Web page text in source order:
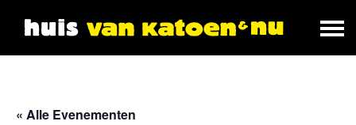
« Alle Evenementen